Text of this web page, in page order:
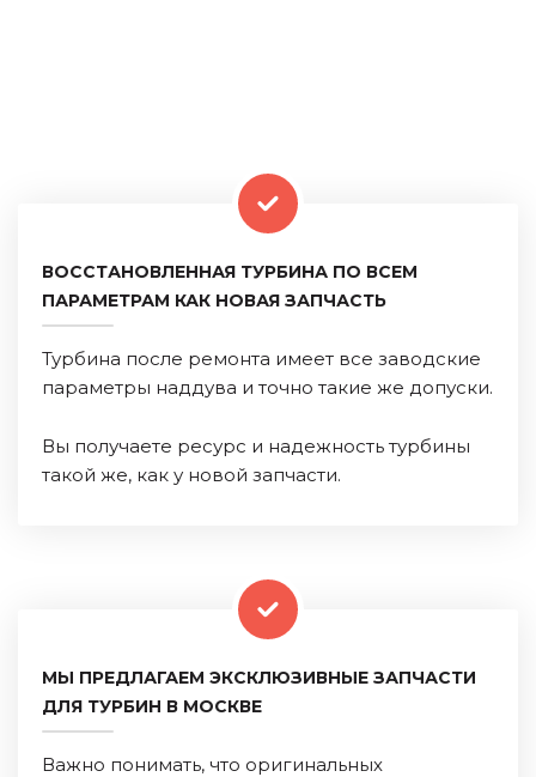
ВОССТАНОВЛЕННАЯ ТУРБИНА ПО ВСЕМ
ПАРАМЕТРАМ КАК НОВАЯ ЗАПЧАСТЬ
Турбина после ремонта имеет все заводские
параметры наддува и точно такие же допуски.
Вы получаете ресурс и надежность турбины
такой же, как у новой запчасти.
МЫ ПРЕДЛАГАЕМ ЭКСКЛЮЗИВНЫЕ ЗАПЧАСТИ
ДЛЯ ТУРБИН В МОСКВЕ
Важно понимать, что оригинальных